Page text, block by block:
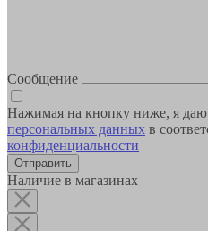
Сообщение
Нажимая на кнопку ниже, я даю
персональных данных в
конфиденциальности
Наличие в магазинах